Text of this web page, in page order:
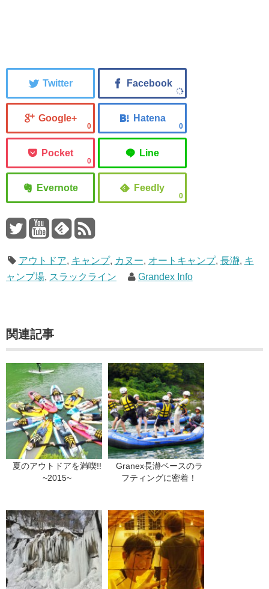
0 0
0
0
アウトドア, キャンプ, カヌー, オートキャンプ, 長瀞, キ
ャンプ場, スラックライン Grandex Info
関連記事
夏のアウトドアを満喫!!
~2015~
Granex長瀞ベースのラ
フティングに密着！